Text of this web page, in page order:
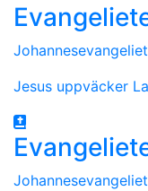
Johannesevangeliet
Jesus uppväcker
Johannesevangeliet